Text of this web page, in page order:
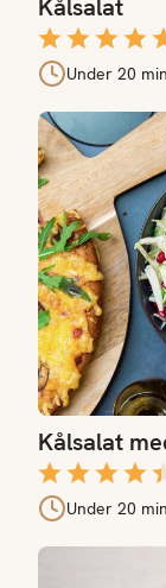
Kålsalat
Under 20 min
Kålsalat
Under 20 min
Kålsalat med
Kålsalat til pizza